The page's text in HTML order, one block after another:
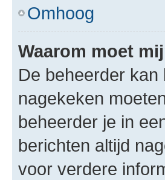
Omhoog
Waarom moet
De beheerder
nagekeken
beheerder je in
berichten altijd
voor verdere